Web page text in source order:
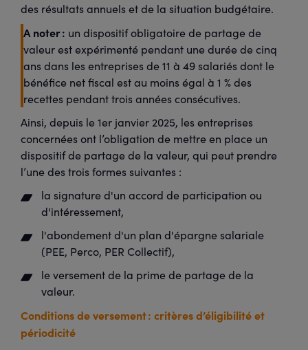
des résultats annuels et de la situation budgétaire.
A noter : un dispositif obligatoire de partage de
valeur est expérimenté pendant une durée de cinq
ans dans les entreprises de 11 à 49 salariés dont le
bénéfice net fiscal est au moins égal à 1 % des
recettes pendant trois années consécutives.
Ainsi, depuis le 1er janvier 2025, les entreprises
concernées ont l’obligation de mettre en place un
dispositif de partage de la valeur, qui peut prendre
l’une des trois formes suivantes :
la signature d'un accord de participation ou
d'intéressement,
l'abondement d'un plan d'épargne salariale
(PEE, Perco, PER Collectif),
le versement de la prime de partage de la
valeur.
Conditions de versement : critères d’éligibilité et
périodicité